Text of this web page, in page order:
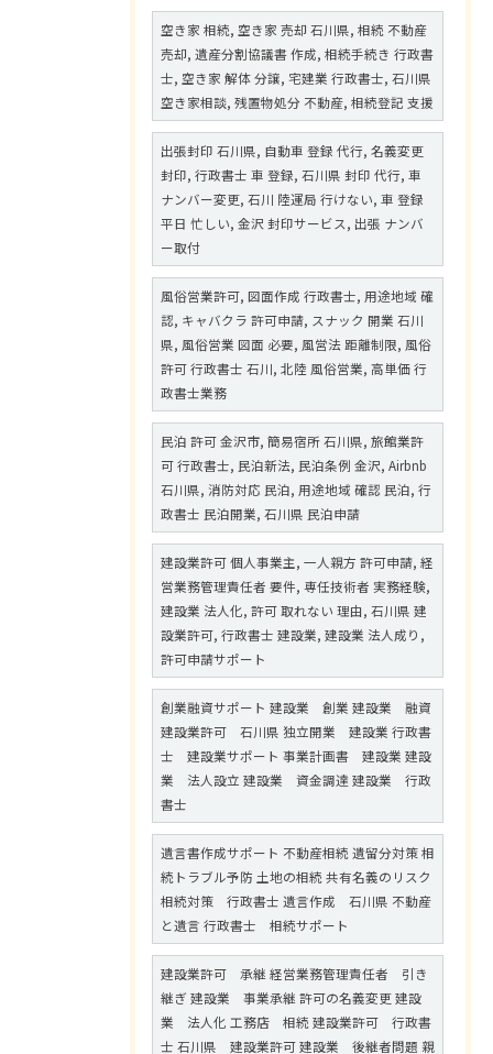
空き家 相続, 空き家 売却 石川県, 相続 不動産
売却, 遺産分割協議書 作成, 相続手続き 行政書
士, 空き家 解体 分譲, 宅建業 行政書士, 石川県
空き家相談, 残置物処分 不動産, 相続登記 支援
出張封印 石川県, 自動車 登録 代行, 名義変更
封印, 行政書士 車 登録, 石川県 封印 代行, 車
ナンバー変更, 石川 陸運局 行けない, 車 登録
平日 忙しい, 金沢 封印サービス, 出張 ナンバ
ー取付
風俗営業許可, 図面作成 行政書士, 用途地域 確
認, キャバクラ 許可申請, スナック 開業 石川
県, 風俗営業 図面 必要, 風営法 距離制限, 風俗
許可 行政書士 石川, 北陸 風俗営業, 高単価 行
政書士業務
民泊 許可 金沢市, 簡易宿所 石川県, 旅館業許
可 行政書士, 民泊新法, 民泊条例 金沢, Airbnb
石川県, 消防対応 民泊, 用途地域 確認 民泊, 行
政書士 民泊開業, 石川県 民泊申請
建設業許可 個人事業主, 一人親方 許可申請, 経
営業務管理責任者 要件, 専任技術者 実務経験,
建設業 法人化, 許可 取れない 理由, 石川県 建
設業許可, 行政書士 建設業, 建設業 法人成り,
許可申請サポート
創業融資サポート 建設業 創業 建設業 融資
建設業許可 石川県 独立開業 建設業 行政書
士 建設業サポート 事業計画書 建設業 建設
業 法人設立 建設業 資金調達 建設業 行政
書士
遺言書作成サポート 不動産相続 遺留分対策 相
続トラブル予防 土地の相続 共有名義のリスク
相続対策 行政書士 遺言作成 石川県 不動産
と遺言 行政書士 相続サポート
建設業許可 承継 経営業務管理責任者 引き
継ぎ 建設業 事業承継 許可の名義変更 建設
業 法人化 工務店 相続 建設業許可 行政書
士 石川県 建設業許可 建設業 後継者問題 親